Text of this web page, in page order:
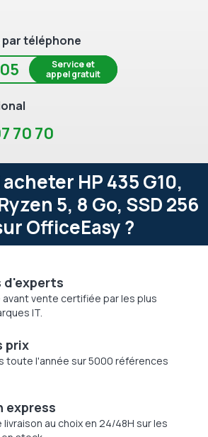
téléphone
Service et
appel gratuit
70 70
HP 435 G10,
5, 8 Go, SSD 256
OfficeEasy ?
d'experts
avant vente certifiée par les plus
IT.
prix
toute l'année sur 5000 références
express
livraison au choix en 24/48H sur les